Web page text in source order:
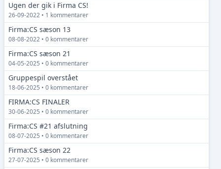
Ugen der gik i Firma CS!
26-09-2022 • 1 kommentarer
Firma:CS sæson 13
08-08-2022 • 0 kommentarer
Firma:CS sæson 21
04-05-2025 • 0 kommentarer
Gruppespil overstået
18-06-2025 • 0 kommentarer
FIRMA:CS FINALER
30-06-2025 • 0 kommentarer
Firma:CS #21 afslutning
08-07-2025 • 0 kommentarer
Firma:CS sæson 22
27-07-2025 • 0 kommentarer